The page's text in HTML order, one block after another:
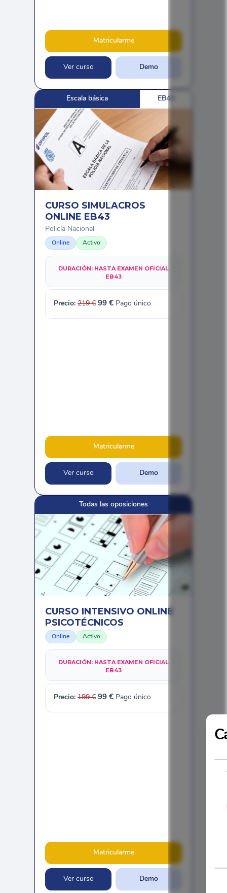
Matricularme
Ver curso Demo
Escala básica EB43
CURSO SIMULACROS
ONLINE EB43
Policía Nacional
Online Activo
DURACIÓN: HASTA EXAMEN OFICIAL
EB43
Precio: 219€ 99 € Pago único
Matricularme
Ver curso Demo
Todas las oposiciones
CURSO INTENSIVO ONLINE
PSICOTÉCNICOS
Online Activo
DURACIÓN: HASTA EXAMEN OFICIAL
EB43
Precio: 199€ 99 € Pago único
Matricularme
Ver curso Demo